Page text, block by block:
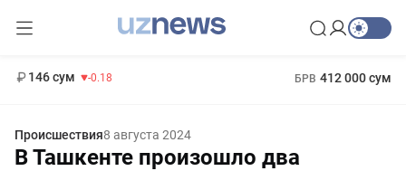
146 сум -0.18 БРВ 412 000 сум
Происшествия8 августа 2024
В Ташкенте произошло два